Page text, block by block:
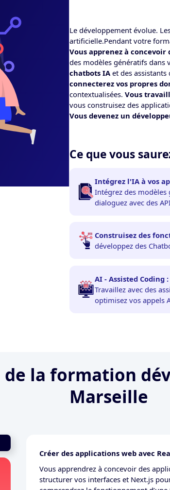
Le développement évolue.
artificielle.Pendant votre
Vous apprenez à
des modèles génératifs dans
chatbots IAet des
connecterez vos propres
contextualisées.Vous
vous construisez des
Vous devenez un
Ce que vous
Intégrez l'IA à vos
Intégrez des modèles
dialoguez avec des
Construisez des
développez des
AI - Assisted Coding :
Travaillez avec des
optimisez vos appels
de la formation
Marseille
Créer des applications web avec
Vous apprendrez à concevoir des
structurer vos interfaces et Next.js